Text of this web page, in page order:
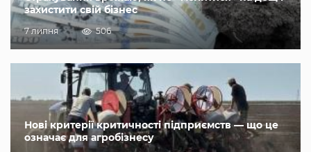
захистити свій бізнес
7 липня 506
Нові критерії критичності підприємств — що це
означає для агробізнесу